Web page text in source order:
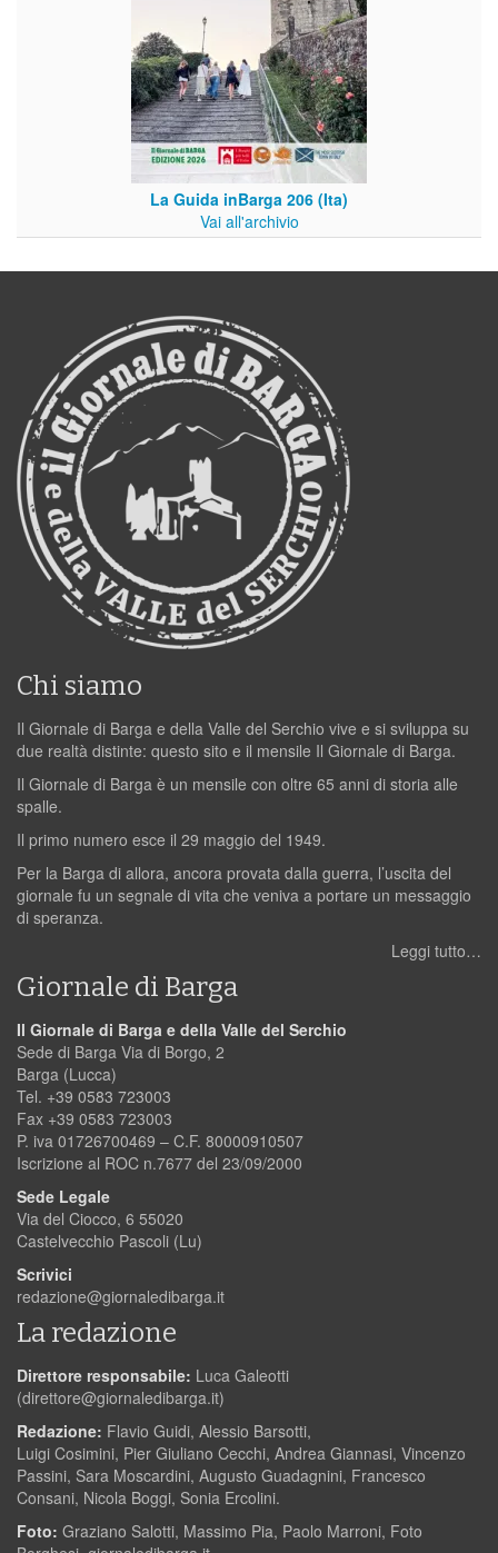
La Guida inBarga 206 (Ita)
Vai all'archivio
Chi siamo
Il Giornale di Barga e della Valle del Serchio vive e si sviluppa su
due realtà distinte: questo sito e il mensile Il Giornale di Barga.
Il Giornale di Barga è un mensile con oltre 65 anni di storia alle
spalle.
Il primo numero esce il 29 maggio del 1949.
Per la Barga di allora, ancora provata dalla guerra, l’uscita del
giornale fu un segnale di vita che veniva a portare un messaggio
di speranza.
Leggi tutto…
Giornale di Barga
Il Giornale di Barga e della Valle del Serchio
Sede di Barga Via di Borgo, 2
Barga (Lucca)
Tel. +39 0583 723003
Fax +39 0583 723003
P. iva 01726700469 – C.F. 80000910507
Iscrizione al ROC n.7677 del 23/09/2000
Sede Legale
Via del Ciocco, 6 55020
Castelvecchio Pascoli (Lu)
Scrivici
redazione@giornaledibarga.it
La redazione
Direttore responsabile: Luca Galeotti
(direttore@giornaledibarga.it)
Redazione: Flavio Guidi, Alessio Barsotti,
Luigi Cosimini, Pier Giuliano Cecchi, Andrea Giannasi, Vincenzo
Passini, Sara Moscardini, Augusto Guadagnini, Francesco
Consani, Nicola Boggi, Sonia Ercolini.
Foto: Graziano Salotti, Massimo Pia, Paolo Marroni, Foto